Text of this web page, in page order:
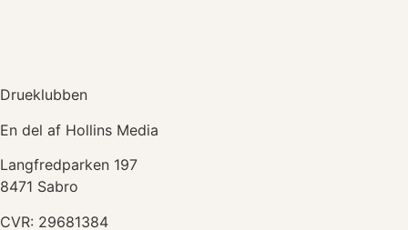
Drueklubben
En del af Hollins Media
Langfredparken 197
8471 Sabro
CVR: 29681384